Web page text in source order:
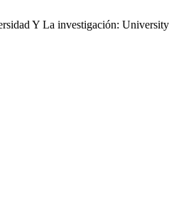
Y La investigación: